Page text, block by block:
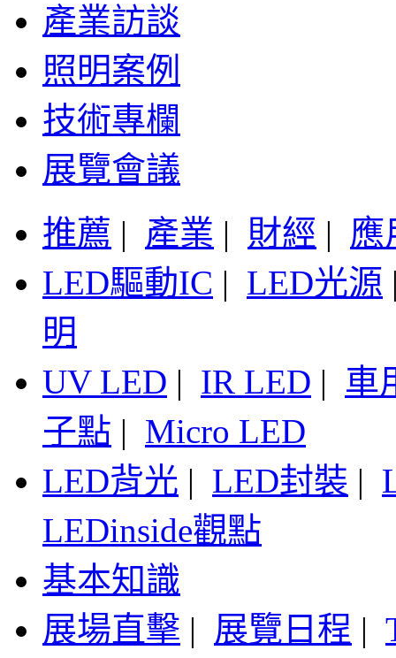
產業訪談
照明案例
技術專欄
展覽會議
推薦 | 產業 | 財經 | 應
LED驅動IC | LED光源
明
UV LED | IR LED | 車
子點 | Micro LED
LED背光 | LED封裝 |
LEDinside觀點
基本知識
展場直擊 | 展覽日程 |